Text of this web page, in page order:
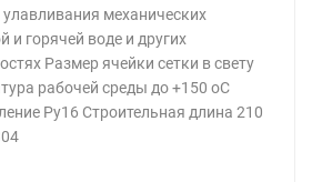
механических
и горячей воде и других
Размер ячейки сетки в свету
рабочей среды до +150 oC
Ру16 Cтроительная длина 210